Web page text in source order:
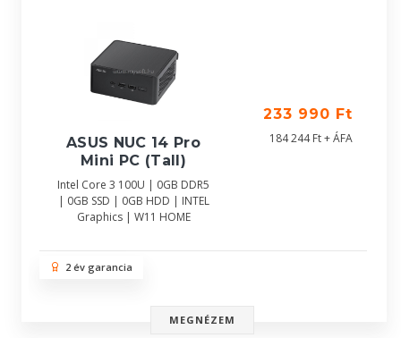
ASUS NUC 14 Pro
Mini PC (Tall)
Intel Core 3 100U | 0GB DDR5
| 0GB SSD | 0GB HDD | INTEL
Graphics | W11 HOME
233 990 Ft
184 244 Ft + ÁFA
2 év garancia
MEGNÉZEM